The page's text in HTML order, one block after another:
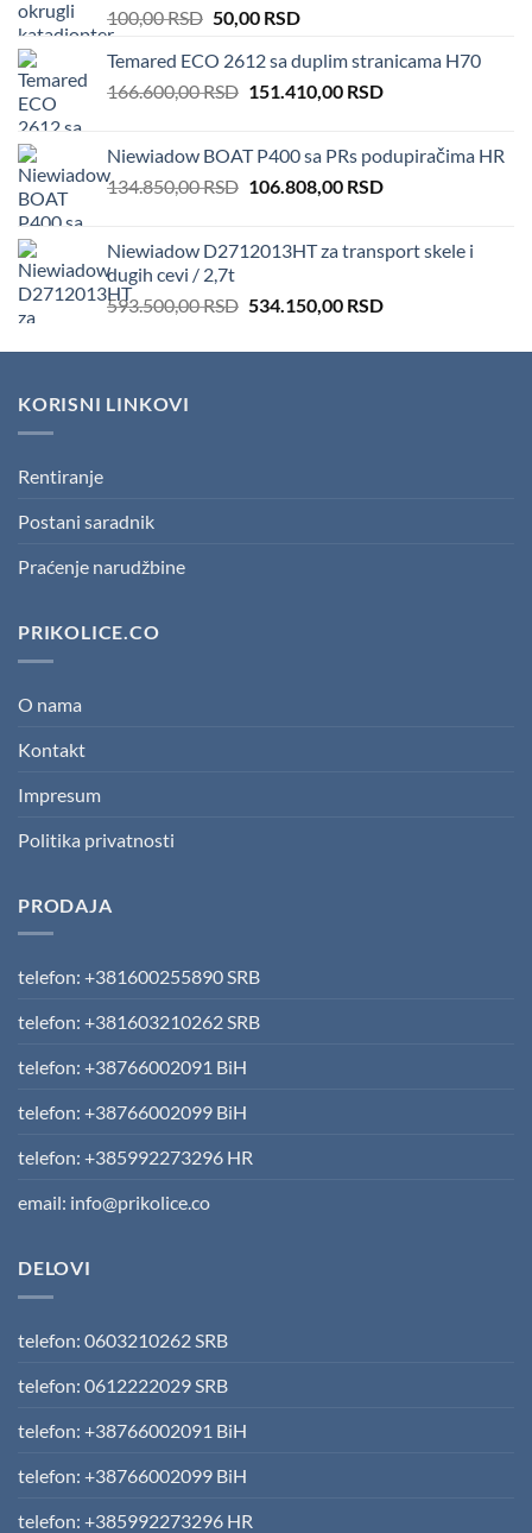
100,00RSD Original
was:
100,00 RSD.
50,00 RSDCurrent
is:
50,00 RSD.
Temared ECO 2612 sa duplim stranicama H70
166.600,00RSD Original
166.600,00 RSD.
151.410,00 RSDCurrent
151.410,00 RSD.
Niewiadow BOAT P400 sa PRs podupiračima HR
134.850,00RSD Original
134.850,00 RSD.
106.808,00 RSDCurrent
106.808,00 RSD.
Niewiadow D2712013HT za transport skele i
dugih cevi / 2,7t
593.500,00RSD Original
was:
534.150,00 RSDCurrent
is:
KORISNI LINKOVI
Rentiranje
Postani saradnik
Praćenje narudžbine
PRIKOLICE.CO
O nama
Kontakt
Impresum
Politika privatnosti
PRODAJA
telefon: +381600255890 SRB
telefon: +381603210262 SRB
telefon: +38766002091 BiH
telefon: +38766002099 BiH
telefon: +385992273296 HR
email: info@prikolice.co
DELOVI
telefon: 0603210262 SRB
telefon: 0612222029 SRB
telefon: +38766002091 BiH
telefon: +38766002099 BiH
telefon: +385992273296 HR